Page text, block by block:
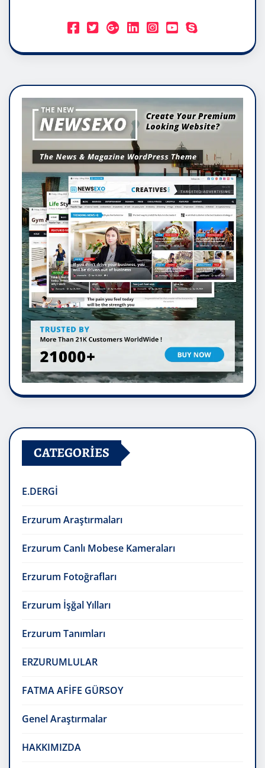
CATEGORIES
E.DERGİ
Erzurum Araştırmaları
Erzurum Canlı Mobese Kameraları
Erzurum Fotoğrafları
Erzurum İşğal Yılları
Erzurum Tanımları
ERZURUMLULAR
FATMA AFİFE GÜRSOY
Genel Araştırmalar
HAKKIMIZDA